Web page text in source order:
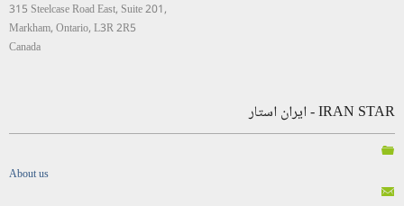
315 Steelcase Road East, Suite 201,
Markham, Ontario, L3R 2R5
Canada
IRAN STAR - ایران استار
About us